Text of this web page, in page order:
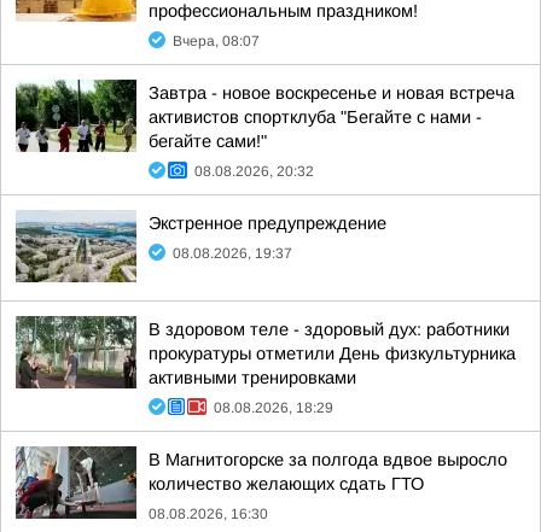
профессиональным праздником!
Вчера, 08:07
Завтра - новое воскресенье и новая встреча
активистов спортклуба "Бегайте с нами -
бегайте сами!"
08.08.2026, 20:32
Экстренное предупреждение
08.08.2026, 19:37
В здоровом теле - здоровый дух: работники
прокуратуры отметили День физкультурника
активными тренировками
08.08.2026, 18:29
В Магнитогорске за полгода вдвое выросло
количество желающих сдать ГТО
08.08.2026, 16:30